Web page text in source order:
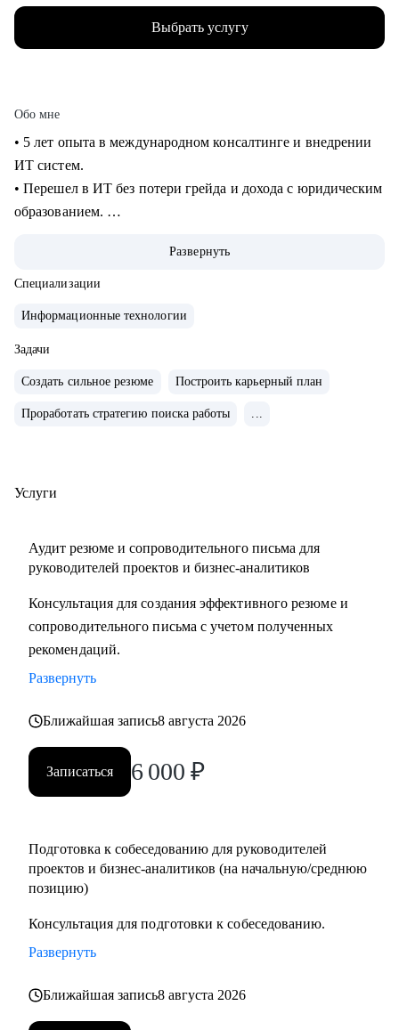
Выбрать услугу
Обо мне
• 5 лет опыта в международном консалтинге и внедрении
ИТ систем.
• Перешел в ИТ без потери грейда и дохода с юридическим
образованием.
должность руководителя проектов.
• На позиции бизнес-аналитика оптимизировал 300+
• Руководил проектом автоматизации бизнеса на 3000
пользователей.
• Провел 30+ карьерных консультаций.
направления в Сбере.
• Выделяющееся резюме.
• Консультации при смене профиля деятельности.
• Помощь в выборе обучающих материалов.
Кому могу помочь:
• Руководителям проектов.
• Студентам и выпускникам для поиска стажировки в ИТ.
• Специалистам из других сфер, которые хотят
попробовать себя в новой специальности.
• Новичкам, кто хочет начать работу в ИТ и не знает, с чего
Развернуть
Специализации
Информационные технологии
Задачи
Создать сильное резюме Построить карьерный план
Проработать стратегию поиска работы ...
Услуги
Аудит резюме и сопроводительного письма для
руководителей проектов и бизнес-аналитиков
Консультация для создания эффективного резюме и
сопроводительного письма с учетом полученных
рекомендаций.
Развернуть
Ближайшая запись8 августа 2026
Записаться 6 000 ₽
Подготовка к собеседованию для руководителей
проектов и бизнес-аналитиков (на начальную/среднюю
позицию)
Консультация для подготовки к собеседованию.
Развернуть
Ближайшая запись8 августа 2026